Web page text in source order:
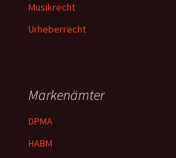
Musikrecht
Urheberrecht
Markenämter
DPMA
HABM